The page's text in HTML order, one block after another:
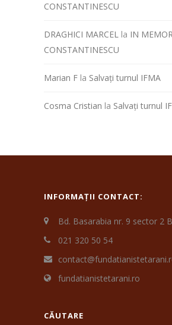
CONSTANTINESCU
DRAGHICI MARCEL la IN
CONSTANTINESCU
Marian F la Salvați turnul IFMA
Cosma Cristian la Salvați turnul
INFORMAȚII CONTACT:
Bd. Basarabia nr. 9 sector 2
021 320 50 54
fundatianistetarani.ro
CĂUTARE